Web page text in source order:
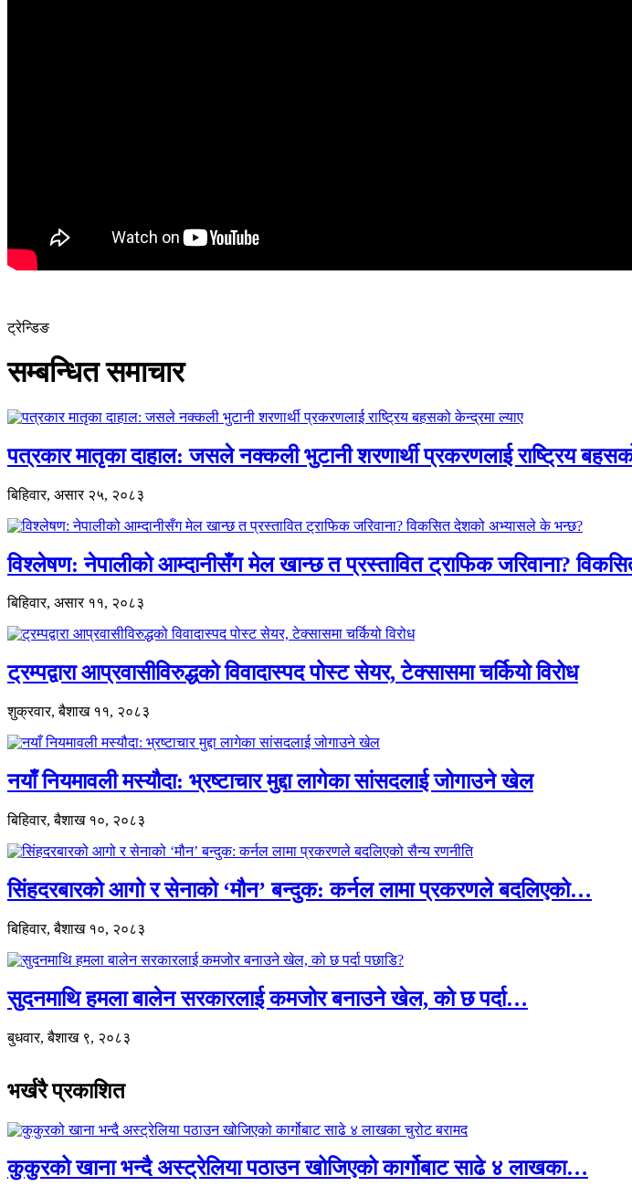
ट्रेन्डिङ
सम्बन्धित समाचार
पत्रकार मातृका दाहाल: जसले नक्कली भुटानी शरणार्थी प्रकरणलाई राष्ट्रिय
बिहिवार, असार २५, २०८३
विश्लेषण: नेपालीको आम्दानीसँग मेल खान्छ त प्रस्तावित ट्राफिक जरिवाना?
बिहिवार, असार ११, २०८३
ट्रम्पद्वारा आप्रवासीविरुद्धको विवादास्पद पोस्ट सेयर, टेक्सासमा चर्कियो विरोध
शुक्रवार, बैशाख ११, २०८३
नयाँ नियमावली मस्यौदा: भ्रष्टाचार मुद्दा लागेका सांसदलाई जोगाउने खेल
बिहिवार, बैशाख १०, २०८३
सिंहदरबारको आगो र सेनाको ‘मौन’ बन्दुक: कर्नल लामा प्रकरणले बदलिएको…
बिहिवार, बैशाख १०, २०८३
सुदनमाथि हमला बालेन सरकारलाई कमजोर बनाउने खेल, को छ पर्दा…
बुधवार, बैशाख ९, २०८३
भर्खरै प्रकाशित
कुकुरको खाना भन्दै अस्ट्रेलिया पठाउन खोजिएको कार्गोबाट साढे ४ लाखका…